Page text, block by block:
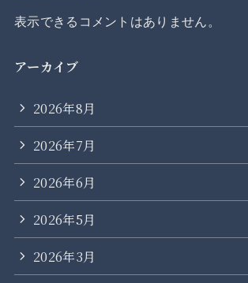
表示できるコメントはありません。
アーカイブ
2026年8月
2026年7月
2026年6月
2026年5月
2026年3月